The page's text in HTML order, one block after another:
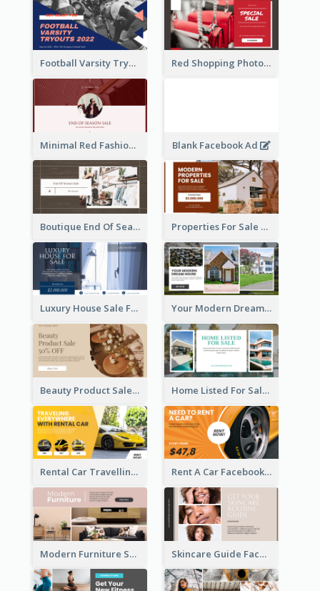
Football Varsity Tryouts Sports Facebook Ad Red Shopping Photo Special Sale Facebook Ad
Minimal Red Fashion Photo Sale Facebook Ad Blank Facebook Ad
Boutique End Of Season Sale Facebook Ad Properties For Sale Facebook Ad
Luxury House Sale Facebook Ad Your Modern Dream House Facebook Ad
Beauty Product Sale Facebook Ad Home Listed For Sale Facebook Ad
Rental Car Travelling Facebook Ad Rent A Car Facebook Ad
Modern Furniture Shop Facebook Ad Skincare Guide Facebook Ad